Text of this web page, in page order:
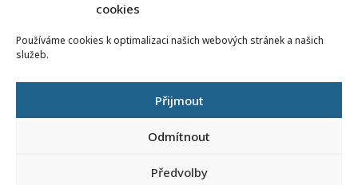
cookies
Používáme cookies k optimalizaci našich webových stránek a našich
služeb.
Přijmout
Odmítnout
Předvolby
GDPR
Národní pedagogický institut ČR
Senovážné náměstí 25
110 00 Praha 1